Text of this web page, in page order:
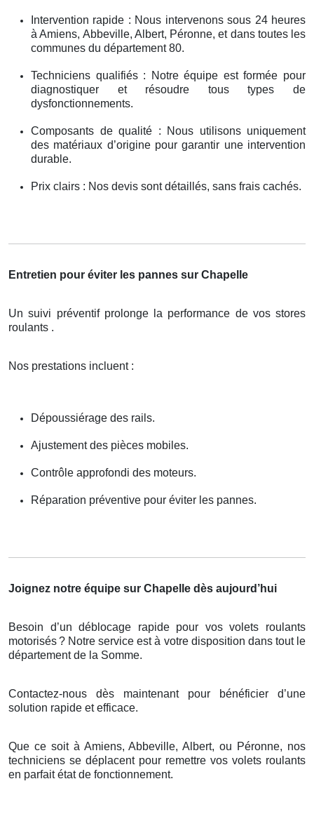
Intervention rapide : Nous intervenons sous 24 heures
à Amiens, Abbeville, Albert, Péronne, et dans toutes les
communes du département 80.
Techniciens qualifiés : Notre équipe est formée pour
diagnostiquer et résoudre tous types de
dysfonctionnements.
Composants de qualité : Nous utilisons uniquement
des matériaux d’origine pour garantir une intervention
durable.
Prix clairs : Nos devis sont détaillés, sans frais cachés.
Entretien pour éviter les pannes sur Chapelle
Un suivi préventif prolonge la performance de vos stores
roulants .
Nos prestations incluent :
Dépoussiérage des rails.
Ajustement des pièces mobiles.
Contrôle approfondi des moteurs.
Réparation préventive pour éviter les pannes.
Joignez notre équipe sur Chapelle dès aujourd’hui
Besoin d’un déblocage rapide pour vos volets roulants
motorisés? Notre service està votre disposition dans tout le
département de la Somme.
Contactez-nous dès maintenant pour bénéficier d’une
solution rapide et efficace.
Que ce soit à Amiens, Abbeville, Albert, ou Péronne, nos
techniciens se déplacent pour remettre vos volets roulants
en parfait état de fonctionnement.